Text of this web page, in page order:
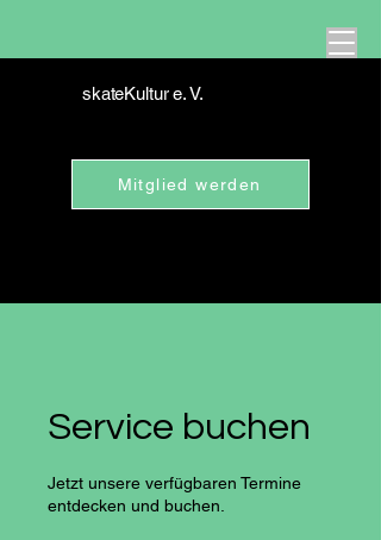
skateKultur e. V.
Mitglied werden
Service buchen
Jetzt unsere verfügbaren Termine
entdecken und buchen.